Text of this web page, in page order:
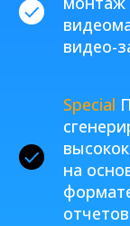
видео-
Special
на